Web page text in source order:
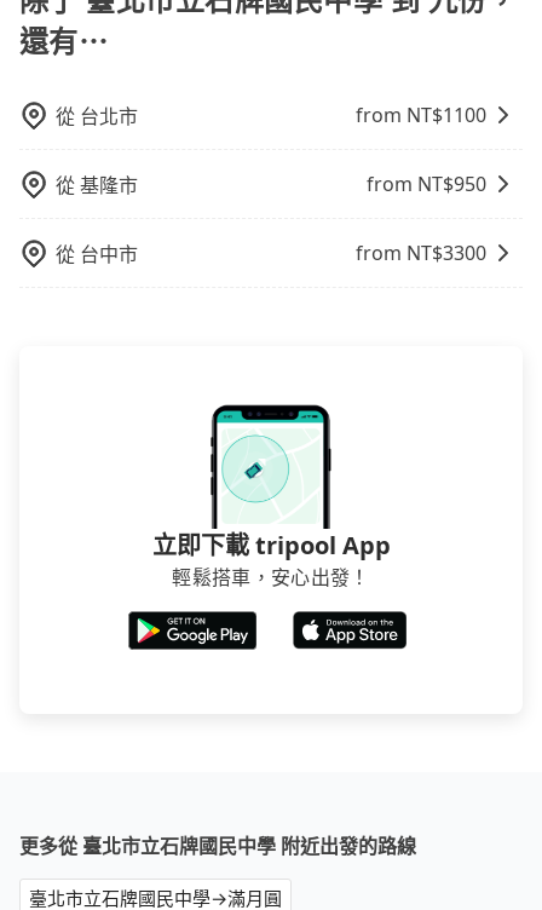
定一定時間的包車服務。這種服務適用於需要在城市內
多個地點間來回穿梭的客戶，例如市區觀光、商務差旅
費，客戶可以預先告知出發地點A到目的地B，會根據路
線和里程來計算費用。這種服務通常適用於單程或從一
個城市到另一個城市的長途包車。
還有⋯
從 台北市 from NT$1100
從基隆市 from NT$950
從 台中市 from NT$3300
立即下載 tripool App
輕鬆搭車，安心出發！
更多從 臺北市立石牌國民中學 附近出發的路線
臺北市立石牌國民中學→滿月圓